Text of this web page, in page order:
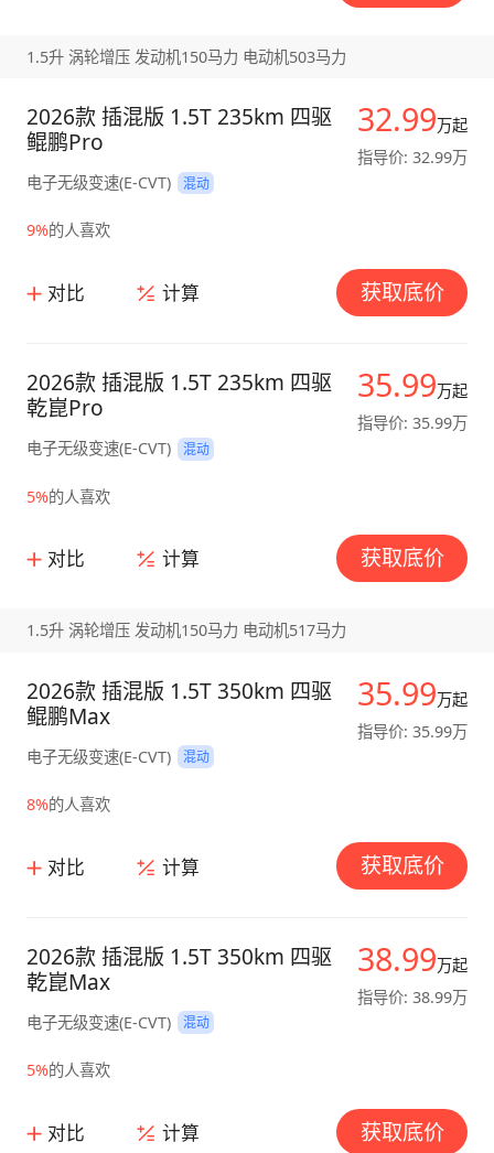
1.5升 涡轮增压 发动机150马力 电动机503马力
32.99万起
指导价: 32.99万
2026款 插混版 1.5T 235km 四驱
鲲鹏Pro
电子无级变速(E-CVT) 混动
9%的人喜欢
对比 计算 获取底价
35.99万起
指导价: 35.99万
2026款 插混版 1.5T 235km 四驱
乾崑Pro
电子无级变速(E-CVT) 混动
5%的人喜欢
对比 计算 获取底价
1.5升 涡轮增压 发动机150马力 电动机517马力
35.99万起
指导价: 35.99万
2026款 插混版 1.5T 350km 四驱
鲲鹏Max
电子无级变速(E-CVT) 混动
8%的人喜欢
对比 计算 获取底价
38.99万起
指导价: 38.99万
2026款 插混版 1.5T 350km 四驱
乾崑Max
电子无级变速(E-CVT) 混动
5%的人喜欢
对比 计算 获取底价